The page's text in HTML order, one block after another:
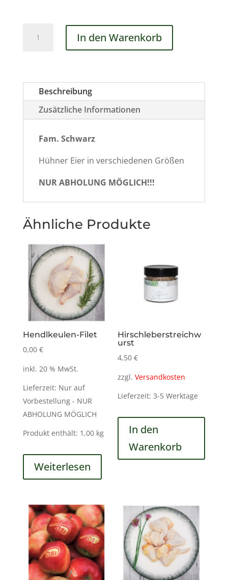
In den Warenkorb
Beschreibung
Zusätzliche Informationen
Fam. Schwarz
Hühner Eier in verschiedenen Größen
NUR ABHOLUNG MÖGLICH!!!
Ähnliche Produkte
Hendlkeulen-Filet
0,00 €
inkl. 20 % MwSt.
Lieferzeit: Nur auf
Vorbestellung - NUR
ABHOLUNG MÖGLICH
Produkt enthält: 1,00 kg
Weiterlesen
Hirschleberstreichw
urst
4,50€
zzgl.Versandkosten
Lieferzeit:3-5 Werktage
In den
Warenkorb